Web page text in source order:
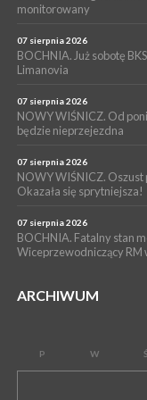
WYDARZENIA
NASZ NEWS.
Przestrzennego
magistratu
monitorowany
07 sierpnia 2026
BOCHNIA. Już sobotę
Limanovia
07 sierpnia 2026
NOWY WIŚNICZ. Od
będzie nieprzejezdna
07 sierpnia 2026
NOWY WIŚNICZ. Oszust
Okazała się sprytniejsza!
07 sierpnia 2026
BOCHNIA. Fatalny stan
Wiceprzewodniczący RM
ARCHIWUM
P W Ś